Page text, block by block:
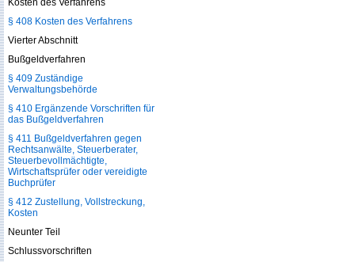
Kosten des Verfahrens
§ 408 Kosten des Verfahrens
Vierter Abschnitt
Bußgeldverfahren
§ 409 Zuständige
Verwaltungsbehörde
§ 410 Ergänzende Vorschriften für
das Bußgeldverfahren
§ 411 Bußgeldverfahren gegen
Rechtsanwälte, Steuerberater,
Steuerbevollmächtigte,
Wirtschaftsprüfer oder vereidigte
Buchprüfer
§ 412 Zustellung, Vollstreckung,
Kosten
Neunter Teil
Schlussvorschriften